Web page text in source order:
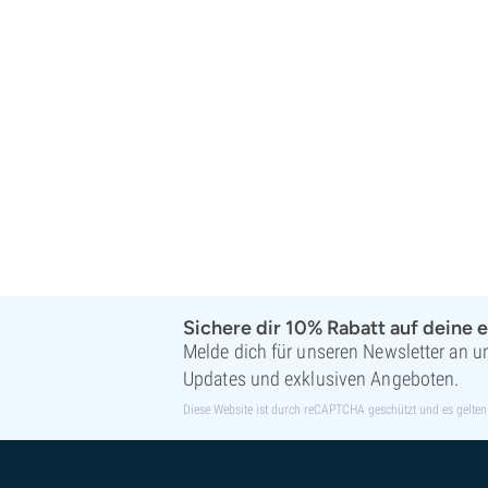
Sichere dir 10% Rabatt auf deine
Melde dich für unseren Newsletter an
Updates und exklusiven Angeboten.
Diese Website ist durch reCAPTCHA geschützt und es